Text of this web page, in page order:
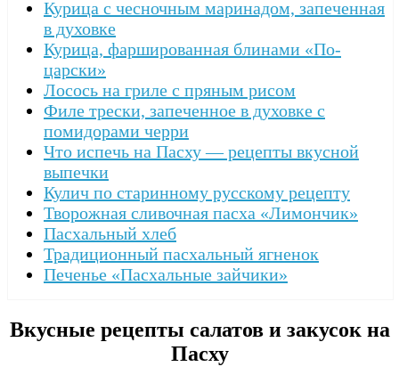
Курица с чесночным маринадом, запеченная
в духовке
Курица, фаршированная блинами «По-
царски»
Лосось на гриле с пряным рисом
Филе трески, запеченное в духовке с
помидорами черри
Что испечь на Пасху — рецепты вкусной
выпечки
Кулич по старинному русскому рецепту
Творожная сливочная пасха «Лимончик»
Пасхальный хлеб
Традиционный пасхальный ягненок
Печенье «Пасхальные зайчики»
Вкусные рецепты салатов и закусок на
Пасху